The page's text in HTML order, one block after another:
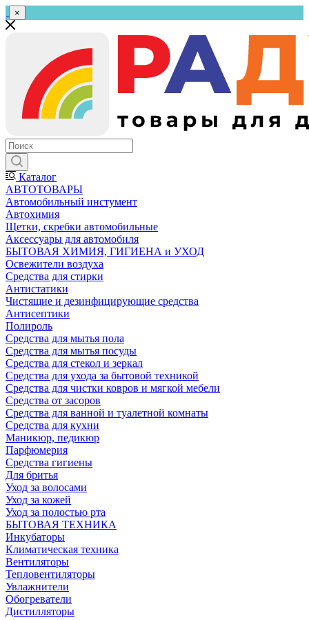
×
Каталог
АВТОТОВАРЫ
Автомобильный инстумент
Автохимия
Щетки, скребки автомобильные
Аксессуары для автомобиля
БЫТОВАЯ ХИМИЯ, ГИГИЕНА и УХОД
Освежители воздуха
Средства для стирки
Антистатики
Чистящие и дезинфицирующие средства
Антисептики
Полироль
Средства для мытья пола
Средства для мытья посуды
Средства для стекол и зеркал
Средства для ухода за бытовой техникой
Средства для чистки ковров и мягкой мебели
Средства от засоров
Средства для ванной и туалетной комнаты
Средства для кухни
Маникюр, педикюр
Парфюмерия
Средства гигиены
Для бритья
Уход за волосами
Уход за кожей
Уход за полостью рта
БЫТОВАЯ ТЕХНИКА
Инкубаторы
Климатическая техника
Вентиляторы
Тепловентиляторы
Увлажнители
Обогреватели
Дистилляторы